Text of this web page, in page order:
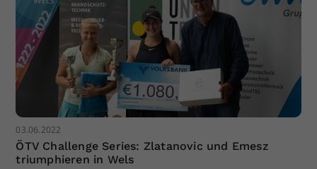
03.06.2022
ÖTV Challenge Series: Zlatanovic und Emesz
triumphieren in Wels